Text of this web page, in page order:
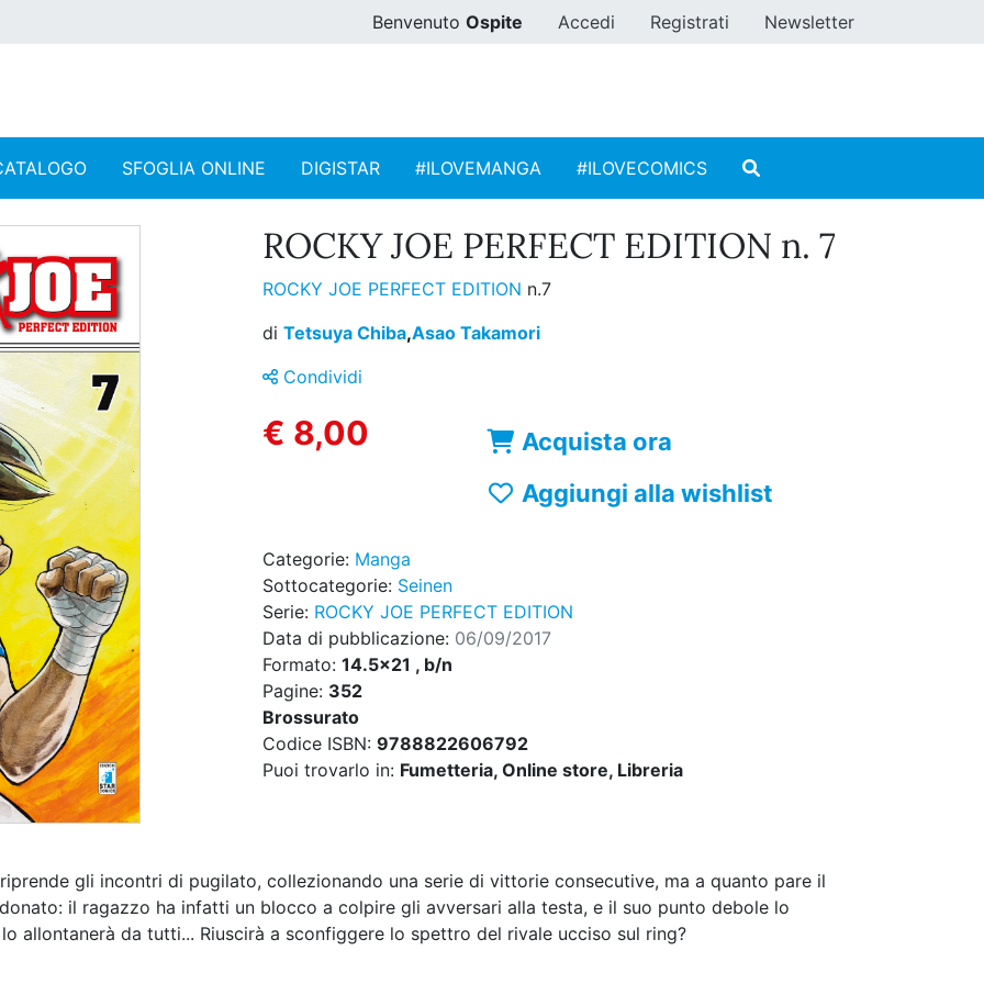
Benvenuto Ospite Accedi Registrati Newsletter
SFOGLIA ONLINE DIGISTAR #ILOVEMANGA #ILOVECOMICS
ROCKY JOE PERFECT EDITION n. 7
ROCKY JOE PERFECT EDITION n.7
di Tetsuya Chiba,Asao Takamori
Condividi
€ 8,00
Acquista ora
Aggiungi alla wishlist
Categorie: Manga
Sottocategorie: Seinen
Serie: ROCKY JOE PERFECT EDITION
Data di pubblicazione: 06/09/2017
Formato: 14.5x21 , b/n
Pagine: 352
Brossurato
Codice ISBN: 9788822606792
Puoi trovarlo in: Fumetteria, Online store, Libreria
gli incontri di pugilato, collezionando una serie di vittorie consecutive, ma a quanto pare il
il ragazzo ha infatti un blocco a colpire gli avversari alla testa, e il suo punto debole lo
allontanerà da tutti... Riuscirà a sconfiggere lo spettro del rivale ucciso sul ring?